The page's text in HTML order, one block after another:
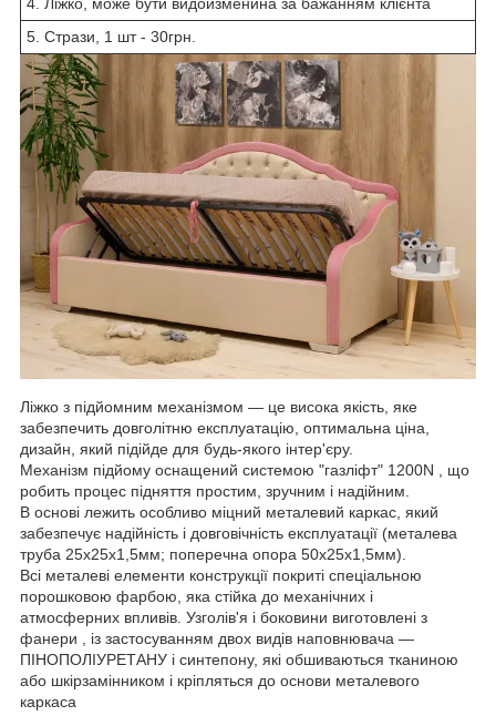
4. Ліжко, може бути видоизменина за бажанням клієнта
5. Стрази, 1 шт - 30грн.
Ліжко з підйомним механізмом ― це висока якість, яке
забезпечить довголітню експлуатацію, оптимальна ціна,
дизайн, який підійде для будь-якого інтер'єру.
Механізм підйому оснащений системою "газліфт" 1200N , що
робить процес підняття простим, зручним і надійним.
В основі лежить особливо міцний металевий каркас, який
забезпечує надійність і довговічність експлуатації (металева
труба 25х25х1,5мм; поперечна опора 50х25х1,5мм).
Всі металеві елементи конструкції покриті спеціальною
порошковою фарбою, яка стійка до механічних і
атмосферних впливів. Узголів'я і боковини виготовлені з
фанери , із застосуванням двох видів наповнювача ―
ПІНОПОЛІУРЕТАНУ і синтепону, які обшиваються тканиною
або шкірзамінником і кріпляться до основи металевого
каркаса